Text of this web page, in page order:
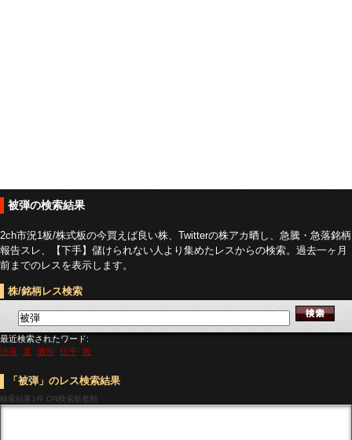
被弾の検索結果
2ch市況1板/株式板の今買えば良い株、Twitterの株アカ晒し、急騰・急落銘柄
報告スレ、【下手】儲けられない人より集めたレスからの検索。過去一ヶ月
前までのレスを表示します。
株/銘柄レス検索
最近検索されたワード:
決算 運 個別 仕手 難
「被弾」のレス検索結果
検索結果1件 OR検索新着順